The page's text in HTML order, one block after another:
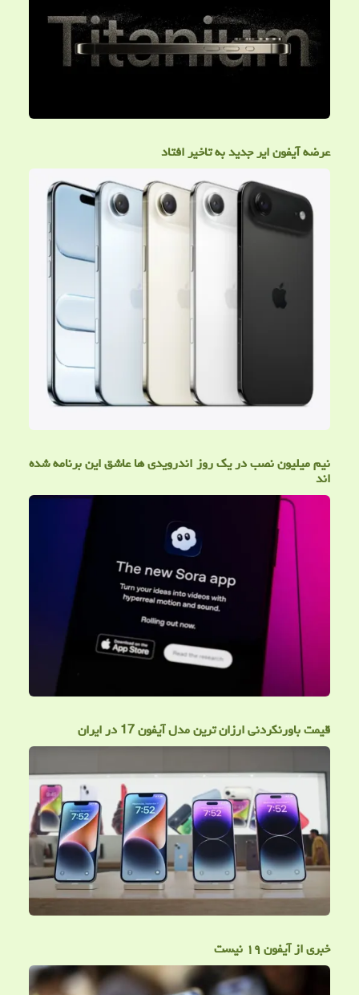
عرضه آیفون ایر جدید به تاخیر افتاد
نیم میلیون نصب در یک روز اندرویدی ها عاشق این برنامه شده
اند
قیمت باورنکردنی ارزان ترین مدل آیفون 17 در ایران
خبری از آیفون ۱۹ نیست